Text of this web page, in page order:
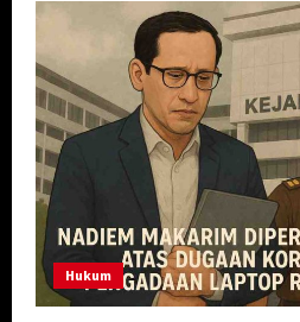
Hukum